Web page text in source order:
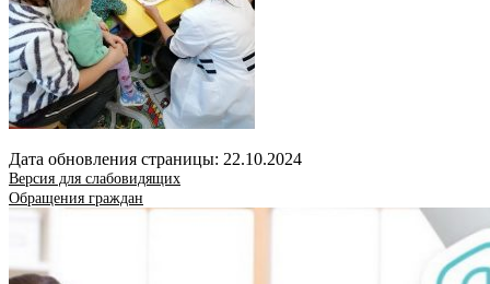
Дата обновления страницы: 22.10.2024
Версия для слабовидящих
Обращения граждан